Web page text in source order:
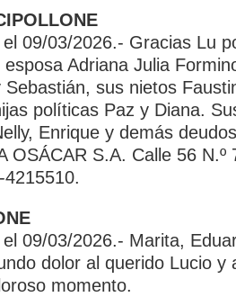
09/03/2026.- Gracias Lu
Adriana Julia
sus nietos
políticas Paz y Diana.
Enrique y demás
OSÁCAR S.A. Calle 56
09/03/2026.- Marita,
dolor al querido Lucio y
momento.